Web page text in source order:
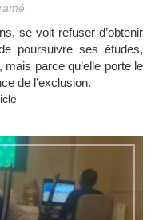
se voit refuser d’obtenir
poursuivre ses études,
parce qu’elle porte le
de l’exclusion.